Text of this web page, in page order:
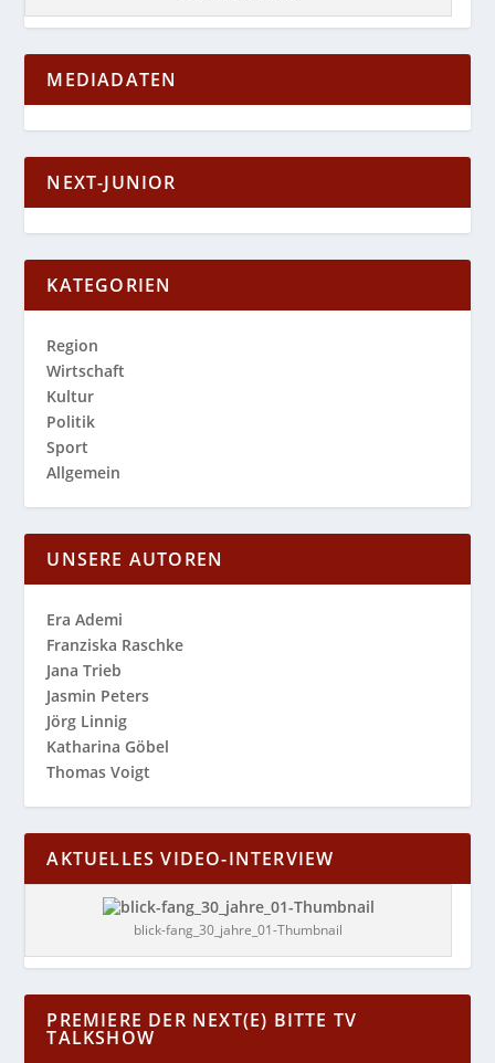
MEDIADATEN
NEXT-JUNIOR
KATEGORIEN
Region
Wirtschaft
Kultur
Politik
Sport
Allgemein
UNSERE AUTOREN
Era Ademi
Franziska Raschke
Jana Trieb
Jasmin Peters
Jörg Linnig
Katharina Göbel
Thomas Voigt
AKTUELLES VIDEO-INTERVIEW
blick-fang_30_jahre_01-Thumbnail
PREMIERE DER NEXT(E) BITTE TV
TALKSHOW